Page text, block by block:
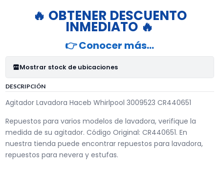
🔥 OBTENER DESCUENTO
INMEDIATO 🔥
👉 Conocer más…
Mostrar stock de ubicaciones
DESCRIPCIÓN
Agitador Lavadora Haceb Whirlpool 3009523 CR440651
Repuestos para varios modelos de lavadora, verifique la
medida de su agitador. Código Original: CR440651. En
nuestra tienda puede encontrar repuestos para lavadora,
repuestos para nevera y estufas.